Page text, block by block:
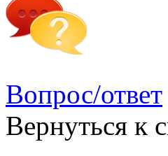
Вопрос/ответ
Вернуться к